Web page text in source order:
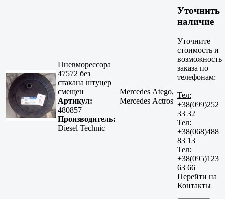
Пневморессора
47572 без
стакана штуцер
смещен
Артикул:
480857
Производитель:
Diesel Technic
Mercedes Atego,
Mercedes Actros
Уточнить
наличие
Уточните
стоимость и
возможность
заказа по
телефонам:
Тел:
+38(099)252
33 32
Тел:
+38(068)488
83 13
Тел:
+38(095)123
63 66
Перейти на
Контакты